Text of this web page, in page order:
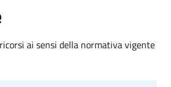
ai sensi della normativa vigente